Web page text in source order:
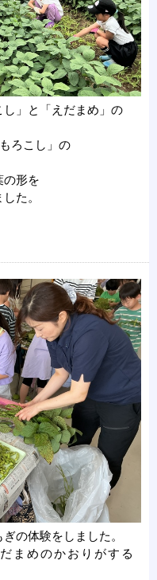
し」と「えだまめ」の
ろこし」の
の形を
た。
の体験をしました。
まめのかおりがする